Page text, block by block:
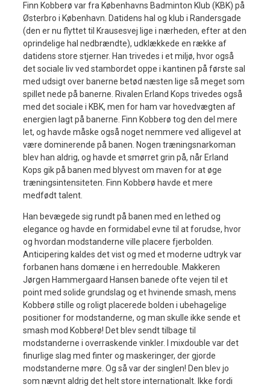
Finn Kobberø var fra Københavns Badminton Klub (KBK) på
Østerbro i København. Datidens hal og klub i Randersgade
(den er nu flyttet til Krausesvej lige i nærheden, efter at den
oprindelige hal nedbrændte), udklækkede en række af
datidens store stjerner. Han trivedes i et miljø, hvor også
det sociale liv ved stambordet oppe i kantinen på første sal
med udsigt over banerne betød næsten lige så meget som
spillet nede på banerne. Rivalen Erland Kops trivedes også
med det sociale i KBK, men for ham var hovedvægten af
energien lagt på banerne. Finn Kobberø tog den del mere
let, og havde måske også noget nemmere ved alligevel at
være dominerende på banen. Nogen træningsnarkoman
blev han aldrig, og havde et smørret grin på, når Erland
Kops gik på banen med blyvest om maven for at øge
træningsintensiteten. Finn Kobberø havde et mere
medfødt talent.
Han bevægede sig rundt på banen med en lethed og
elegance og havde en formidabel evne til at forudse, hvor
og hvordan modstanderne ville placere fjerbolden.
Anticipering kaldes det vist og med et moderne udtryk var
forbanen hans domæne i en herredouble. Makkeren
Jørgen Hammergaard Hansen banede ofte vejen til et
point med solide grundslag og et hvinende smash, mens
Kobberø stille og roligt placerede bolden i ubehagelige
positioner for modstanderne, og man skulle ikke sende et
smash mod Kobberø! Det blev sendt tilbage til
modstanderne i overraskende vinkler. I mixdouble var det
finurlige slag med finter og maskeringer, der gjorde
modstanderne møre. Og så var der singlen! Den blev jo
som nævnt aldrig det helt store internationalt. Ikke fordi